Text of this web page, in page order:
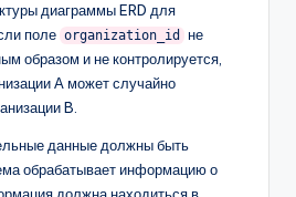
диаграммы ERD для
поле organization_id
не
образом и не контролируется,
А может случайно
B.
данные должны быть
обрабатывает информацию о